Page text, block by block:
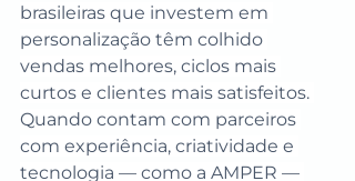
brasileiras que investem em
personalização têm colhido
vendas melhores, ciclos mais
curtos e clientes mais satisfeitos.
Quando contam com parceiros
com experiência, criatividade e
tecnologia — como a AMPER —